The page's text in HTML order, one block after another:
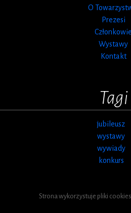
O
Prezesi
Członkowie
Wystawy
Kontakt
Tagi
jubileusz
wystawy
wywiady
konkurs
Strona wykorzystuje pliki